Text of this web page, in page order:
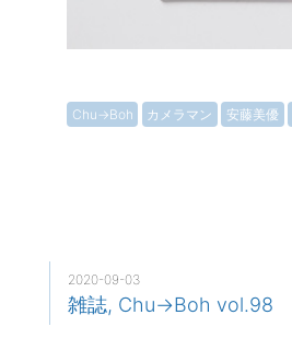
Chu→Boh カメラマン 安藤美優
2020-09-03
雑誌, Chu→Boh vol.98